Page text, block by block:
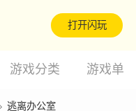
打开闪玩
游戏分类 游戏单
逃离办公室